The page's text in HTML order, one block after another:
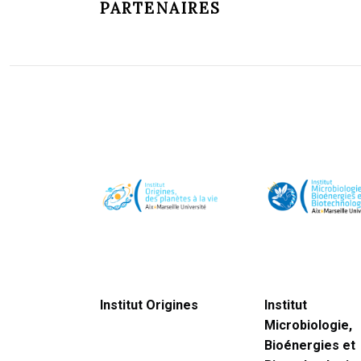
PARTENAIRES
Institut Origines
Institut
Microbiologie,
Bioénergies et